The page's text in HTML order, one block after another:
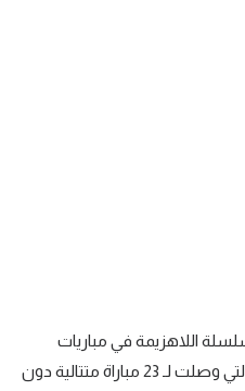
اللاهزيمة في مباريات
متتالية في دوري أبطال إفريقيا والتي وصلت لـ 23 مباراة متتالية دون